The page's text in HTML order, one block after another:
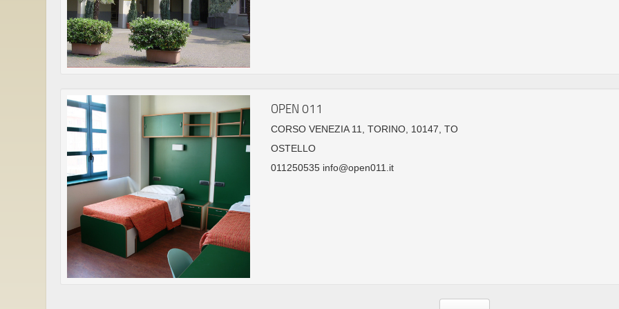
OPEN 011
CORSO VENEZIA 11, TORINO, 10147, TO
OSTELLO
011250535 info@open011.it